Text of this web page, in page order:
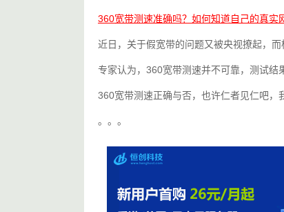
360宽带测速准确吗？如何知道自己的真实
近日，关于假宽带的问题又被央视撩起，而
专家认为，360宽带测速并不可靠，测试结
360宽带测速正确与否，也许仁者见仁吧，
。。。